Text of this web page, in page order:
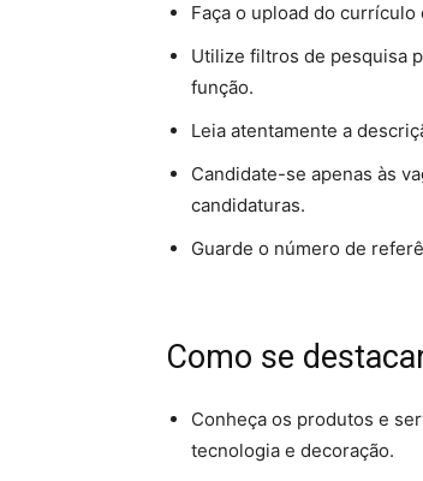
Faça o upload do currículo
Utilize filtros de pesquisa
função.
Leia atentamente a
Candidate-se apenas às
candidaturas.
Guarde o número de
Como se
Conheça os produtos e
tecnologia e decoração.